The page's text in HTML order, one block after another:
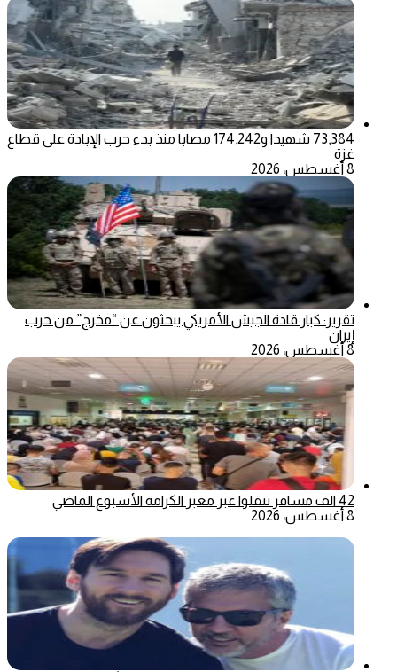
73,384 شهيدا و174,242 مصابا منذ بدء حرب الإبادة على قطاع
غزة
8 أغسطس، 2026
تقرير: كبار قادة الجيش الأمريكي يبحثون عن “مخرج” من حرب
إيران
8 أغسطس، 2026
42 الف مسافر تنقلوا عبر معبر الكرامة الأسبوع الماضي
8 أغسطس، 2026